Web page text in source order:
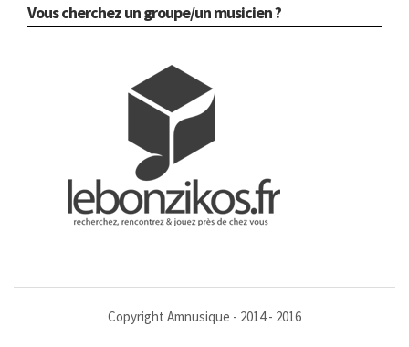
Vous cherchez un groupe/un musicien ?
Copyright Amnusique - 2014 - 2016